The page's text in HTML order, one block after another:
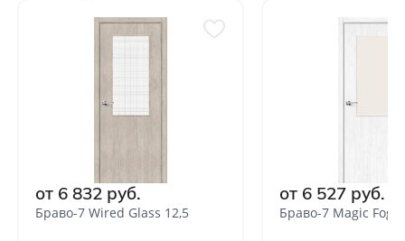
от 6 832 руб.
Браво-7 Wired Glass 12,5
от 6 527 руб.
Браво-7 Magic Fog